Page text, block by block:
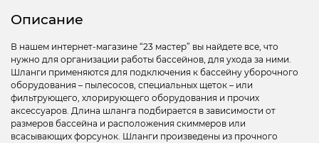
Описание
В нашем интернет-магазине “23 мастер” вы найдете все, что
нужно для организации работы бассейнов, для ухода за ними.
Шланги применяются для подключения к бассейну уборочного
оборудования – пылесосов, специальных щеток – или
фильтрующего, хлорирующего оборудования и прочих
аксессуаров. Длина шланга подбирается в зависимости от
размеров бассейна и расположения скиммеров или
всасывающих форсунок. Шланги произведены из прочного